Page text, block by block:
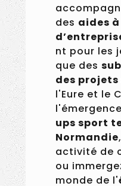
des aides
nt pour les
que des
des
l'Eure et le
ups sport
Normandie
activité de
ou
monde de l'